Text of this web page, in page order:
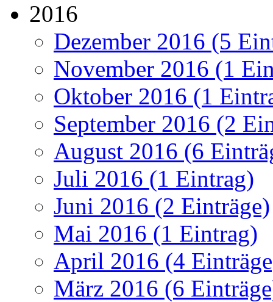
2016
Dezember 2016 (5
November 2016 (1
Oktober 2016 (1
September 2016 (2
August 2016 (6
Juli 2016 (1 Eintrag)
Juni 2016 (2 Einträge)
Mai 2016 (1 Eintrag)
April 2016 (4
März 2016 (6